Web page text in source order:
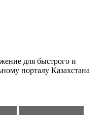
для быстрого и
порталу Казахстана